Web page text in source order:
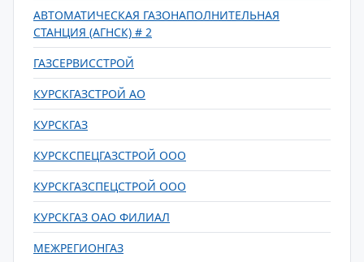
АВТОМАТИЧЕСКАЯ ГАЗОНАПОЛНИТЕЛЬНАЯ
СТАНЦИЯ (АГНСК) # 2
ГАЗСЕРВИССТРОЙ
КУРСКГАЗСТРОЙ АО
КУРСКГАЗ
КУРСКСПЕЦГАЗСТРОЙ ООО
КУРСКГАЗСПЕЦСТРОЙ ООО
КУРСКГАЗ ОАО ФИЛИАЛ
МЕЖРЕГИОНГАЗ